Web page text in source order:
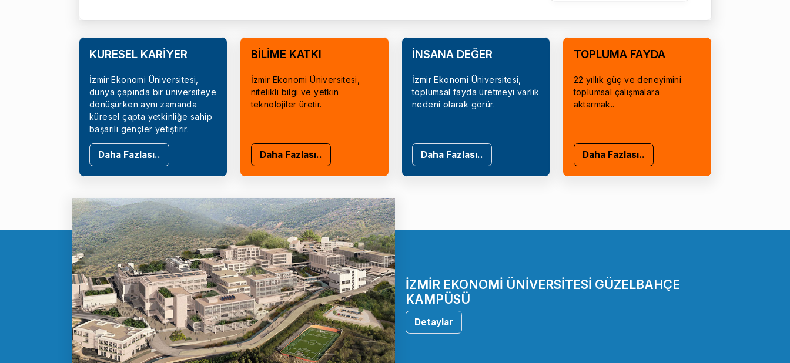
KÜRESEL KARİYER
İzmir Ekonomi Üniversitesi,
dünya çapında bir üniversiteye
dönüşürken aynı zamanda
küresel çapta yetkinliğe sahip
başarılı gençler yetiştirir.
Daha Fazlası..
BİLİME KATKI
İzmir Ekonomi Üniversitesi,
nitelikli bilgi ve yetkin
teknolojiler üretir.
Daha Fazlası..
İNSANA DEĞER
İzmir Ekonomi Üniversitesi,
toplumsal fayda üretmeyi varlık
nedeni olarak görür.
Daha Fazlası..
TOPLUMA FAYDA
22 yıllık güç ve deneyimini
toplumsal çalışmalara
aktarmak..
Daha Fazlası..
İZMİR EKONOMİ ÜNİVERSİTESİ GÜZELBAHÇE
KAMPÜSÜ
Detaylar